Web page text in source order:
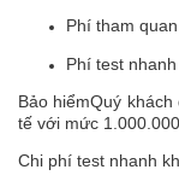
Phí tham
Phí test
Bảo hiểmQuý
tế với mức
Chi phí test nhanh